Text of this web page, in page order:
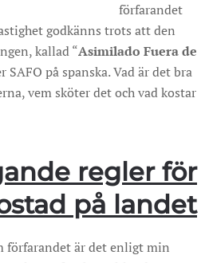
förfarandet
godkänns trots att den
kallad “Asimilado Fuera de
SAFO på spanska. Vad är det bra
vem sköter det och vad kostar
regler för
på landet
förfarandet är det enligt min